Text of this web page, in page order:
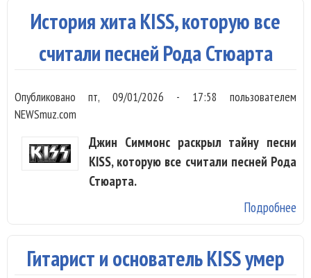
История хита KISS, которую все
считали песней Рода Стюарта
Опубликованопт, 09/01/2026 - 17:58 пользователем
NEWSmuz.com
Джин Симмонс раскрыл тайну песни
KISS, которую все считали песней Рода
Стюарта.
Подробнее
Гитарист и основатель KISS умер